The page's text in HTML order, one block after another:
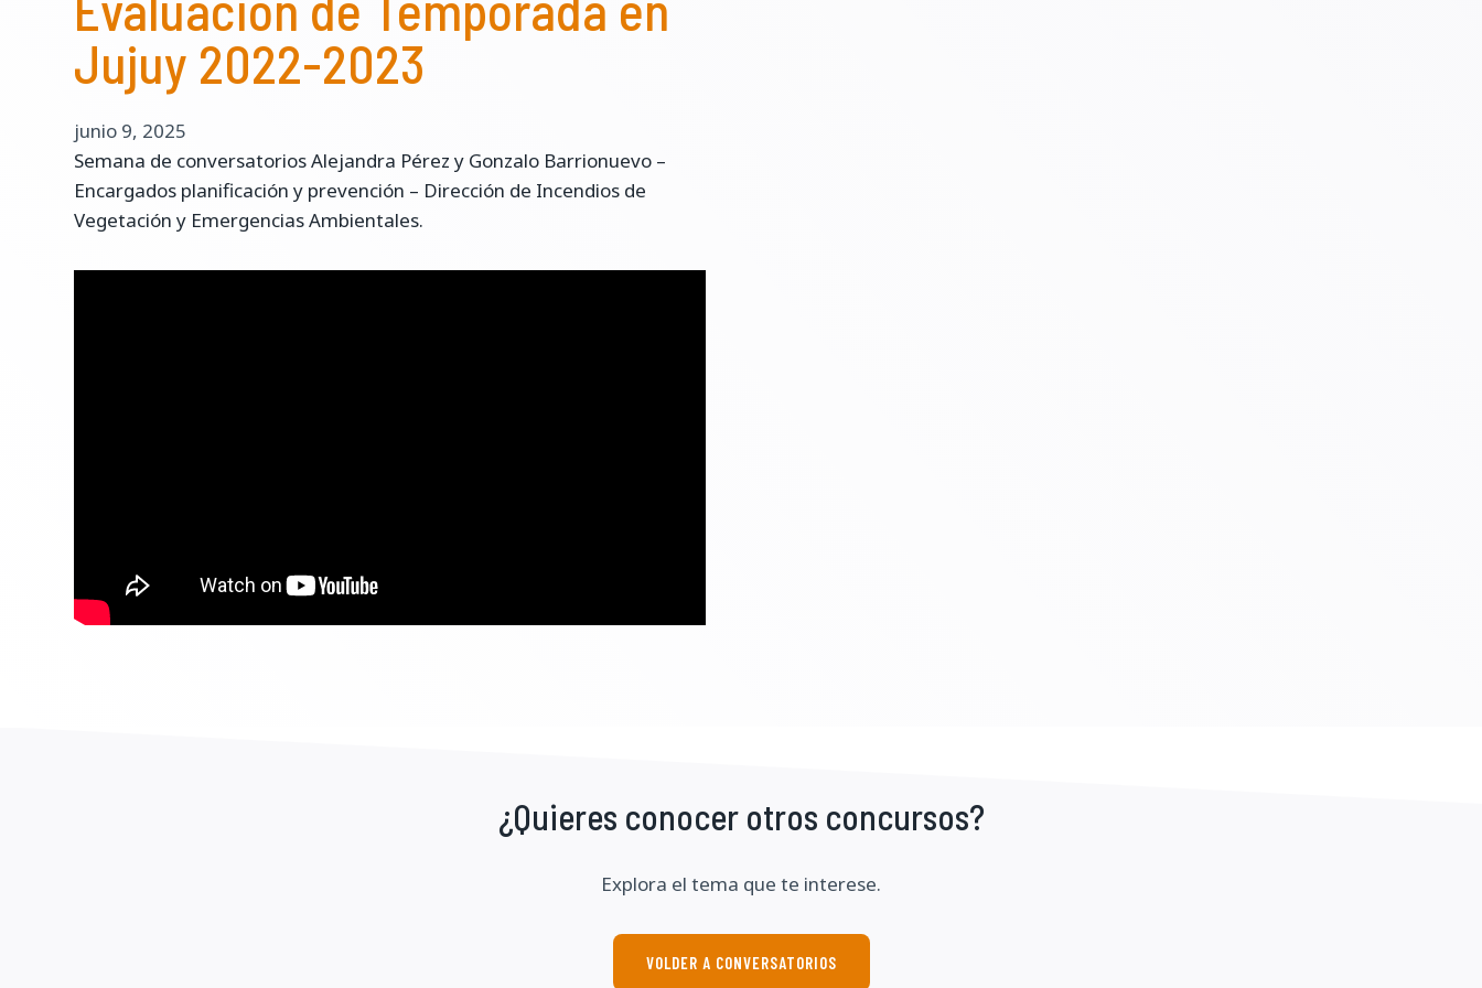
Jujuy 2022-2023
junio 9, 2025
Semana de conversatorios Alejandra Pérez y Gonzalo Barrionuevo –
Encargados planificación y prevención – Dirección de Incendios de
Vegetación y Emergencias Ambientales.
¿Quieres conocer otros concursos?
Explora el tema que te interese.
VOLDER A CONVERSATORIOS